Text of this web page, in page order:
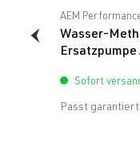
AEM
Wasser-
Ersatzpumpe
Sofort
Passt